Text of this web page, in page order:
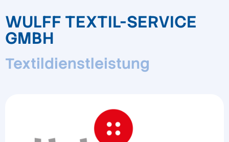
WULFF TEXTIL-SERVICE
GMBH
Textildienstleistung